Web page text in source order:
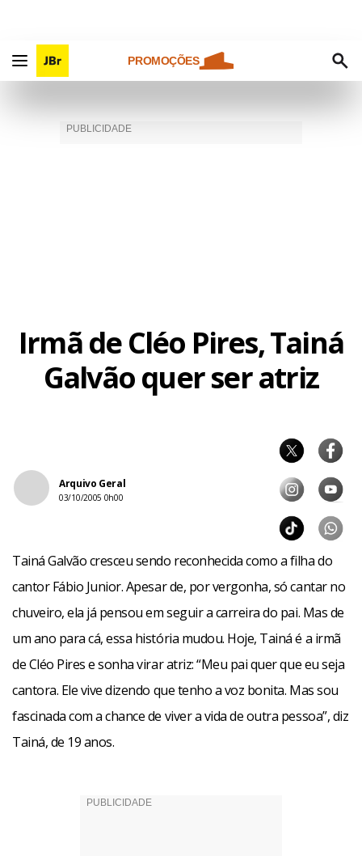
PROMOÇÕES
Irmã de Cléo Pires, Tainá
Galvão quer ser atriz
Arquivo Geral
03/10/2005 0h00
Tainá Galvão cresceu sendo reconhecida como a filha do
cantor Fábio Junior. Apesar de, por vergonha, só cantar no
chuveiro, ela já pensou em seguir a carreira do pai. Mas de
um ano para cá, essa história mudou. Hoje, Tainá é a irmã
de Cléo Pires e sonha virar atriz: “Meu pai quer que eu seja
cantora. Ele vive dizendo que tenho a voz bonita. Mas sou
fascinada com a chance de viver a vida de outra pessoa”, diz
Tainá, de 19 anos.